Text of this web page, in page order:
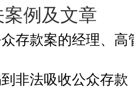
例及文章
存款案的经理、
非法吸收公众存